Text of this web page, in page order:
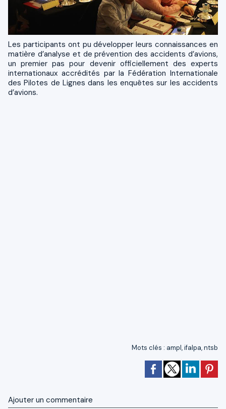
Les participants ont pu développer leurs connaissances en
matière d’analyse et de prévention des accidents d’avions,
un premier pas pour devenir officiellement des experts
internationaux accrédités par la Fédération Internationale
des Pilotes de Lignes dans les enquêtes sur les accidents
d’avions.
Mots clés : ampl,ifalpa,ntsb
Ajouter un commentaire